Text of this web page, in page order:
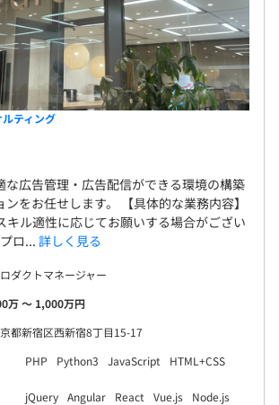
ティング
な広告管理・広告配信ができる環境の構築
をお任せします。 【具体的な業務内容】
ル適性に応じてお願いする場合がござい
ロ... 詳しく見る
ダクトマネージャー
万 〜 1,000万円
都新宿区西新宿8丁目15-17
PHP Python3 JavaScript
HTML+CSS
jQuery Angular React Vue.js Node.js